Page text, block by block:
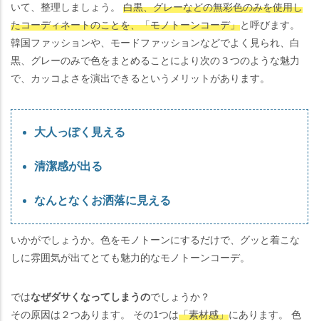
いて、整理しましょう。 白黒、グレーなどの無彩色のみを使用し
たコーディネートのことを、「モノトーンコーデ」と呼びます。
韓国ファッションや、モードファッションなどでよく見られ、白
黒、グレーのみで色をまとめることにより次の３つのような魅力
で、カッコよさを演出できるというメリットがあります。
大人っぽく見える
清潔感が出る
なんとなくお洒落に見える
いかがでしょうか。色をモノトーンにするだけで、グッと着こな
しに雰囲気が出てとても魅力的なモノトーンコーデ。
ではなぜダサくなってしまうのでしょうか？
その原因は２つあります。 その1つは「素材感」にあります。 色